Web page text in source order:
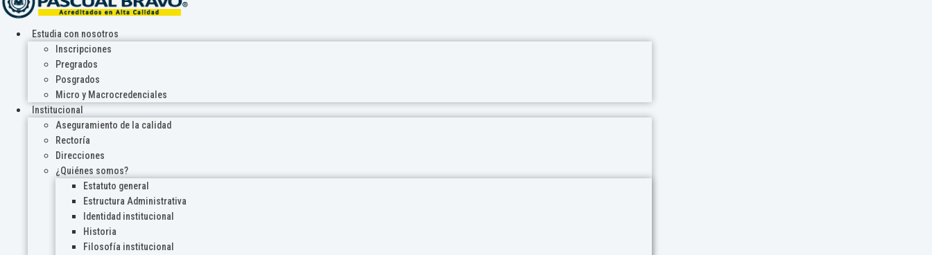
Estudia con nosotros
Inscripciones
Pregrados
Posgrados
Micro y Macrocredenciales
Institucional
Aseguramiento de la calidad
Rectoría
Direcciones
¿Quiénes somos?
Estatuto general
Estructura Administrativa
Identidad institucional
Historia
Filosofía institucional